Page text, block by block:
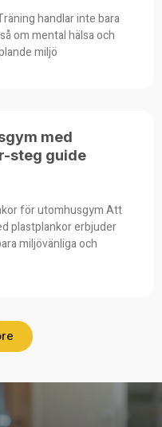
handlar inte bara
om mental hälsa och
miljö
med
steg guide
för utomhusgym Att
plastplankor erbjuder
miljövänliga och